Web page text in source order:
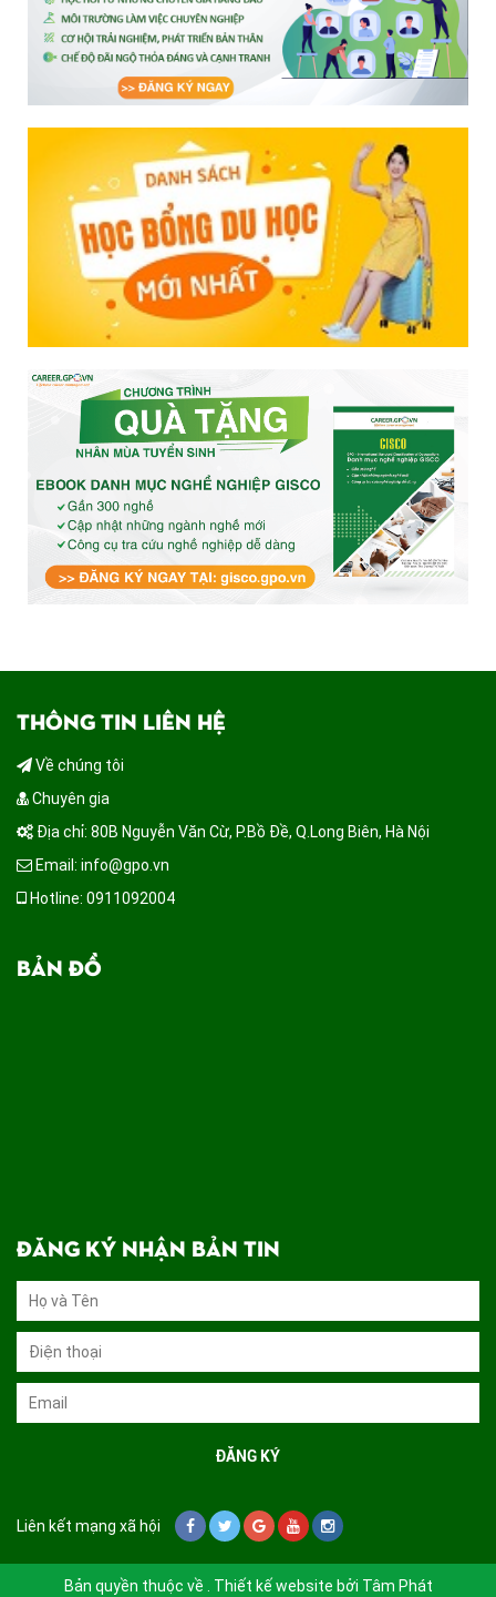
THÔNG TIN LIÊN HỆ
Về chúng tôi
Chuyên gia
Địa chỉ: 80B Nguyễn Văn Cừ, P.Bồ Đề, Q.Long Biên, Hà Nội
Email: info@gpo.vn
Hotline: 0911092004
BẢN ĐỒ
ĐĂNG KÝ NHẬN BẢN TIN
Liên kết mạng xã hội
Bản quyền thuộc về . Thiết kế website bởi Tâm Phát